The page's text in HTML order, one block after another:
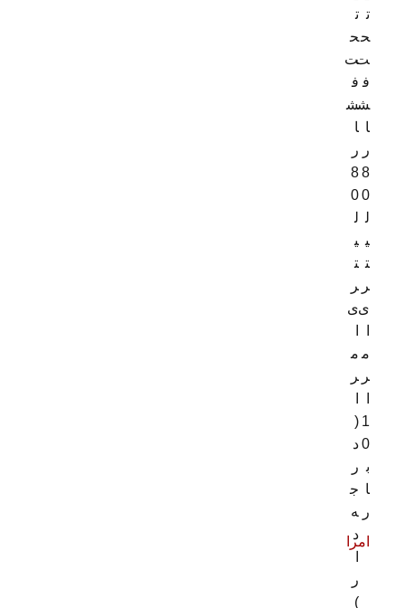
ت
ح
ت
ف
ش
ا
ر
8
0
ل
ی
ت
ر
ی
م
ر
1
0
ب
ا
ر
امرا
ت
ح
ت
ف
ش
ا
ر
8
0
ل
ی
ت
ر
ی
م
ر
(
د
ر
ج
ه
د
ر
)